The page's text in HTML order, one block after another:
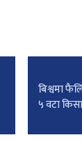
बिश्वमा
५ वटा